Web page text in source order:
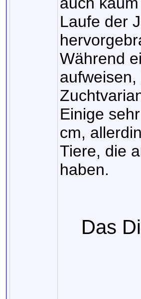
Laufe der
Während
Einige
cm,
Tiere, die
haben.
Das